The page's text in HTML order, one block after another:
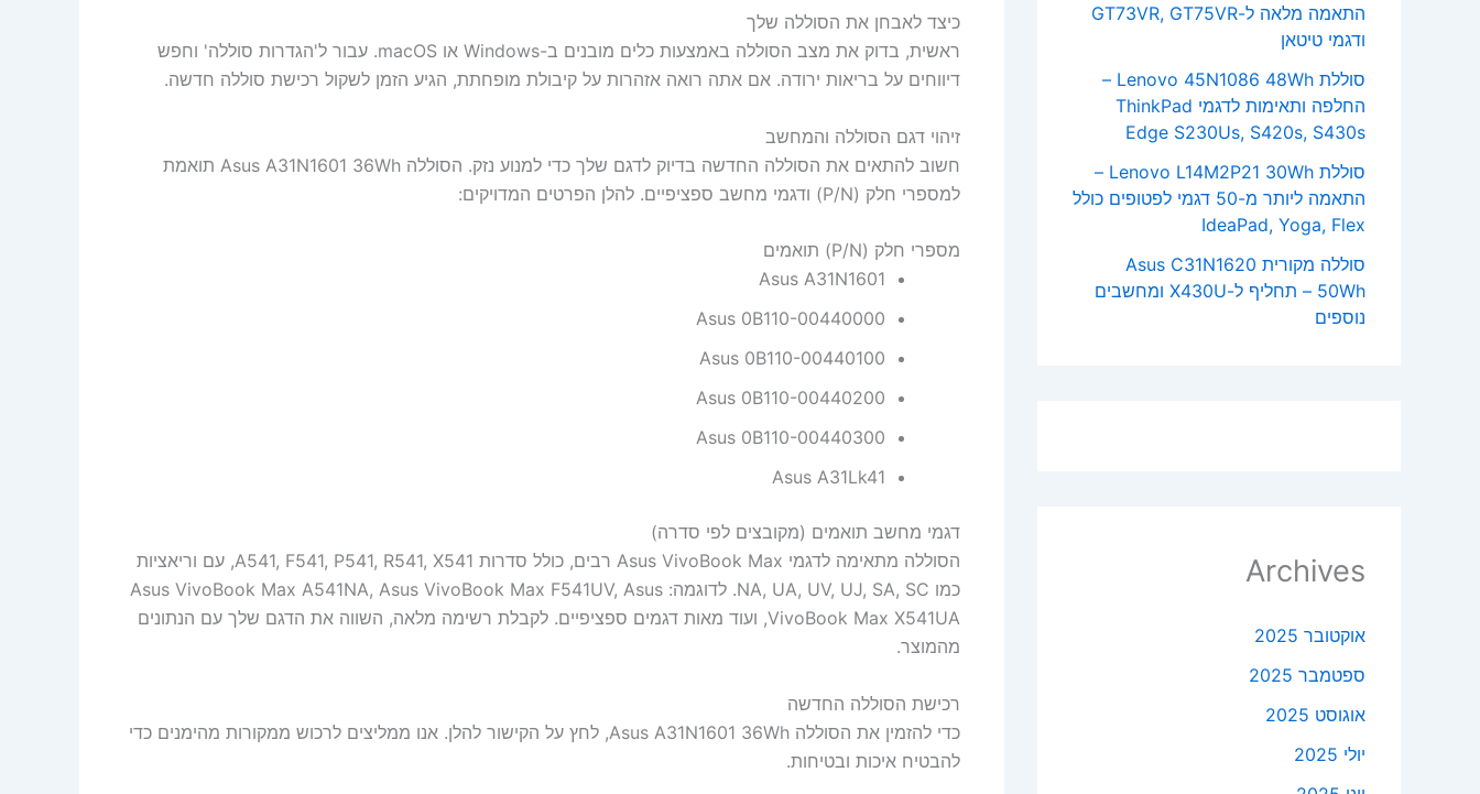
התאמה מלאה ל-GT73VR, GT75VR
ודגמי טיטאן
סוללת Lenovo 45N1086 48Wh –
החלפה ותאימות לדגמי ThinkPad
Edge S230Us, S420s, S430s
סוללת Lenovo L14M2P21 30Wh –
התאמה ליותר מ-50 דגמי לפטופים כולל
IdeaPad, Yoga, Flex
סוללה מקורית Asus C31N1620
50Wh – תחליף ל-X430U ומחשבים
נוספים
Archives
אוקטובר 2025
ספטמבר 2025
אוגוסט 2025
יולי 2025
כיצד לאבחן את הסוללה שלך
ראשית, בדוק את מצב הסוללה באמצעות כלים מובנים ב-Windows או macOS. עבור ל'הגדרות סוללה' וחפש
דיווחים על בריאות ירודה. אם אתה רואה אזהרות על קיבולת מופחתת, הגיע הזמן לשקול רכישת סוללה חדשה.
זיהוי דגם הסוללה והמחשב
חשוב להתאים את הסוללה החדשה בדיוק לדגם שלך כדי למנוע נזק. הסוללה Asus A31N1601 36Wh תואמת
למספרי חלק (P/N) ודגמי מחשב ספציפיים. להלן הפרטים המדויקים:
מספרי חלק (P/N) תואמים
Asus A31N1601
Asus 0B110-00440000
Asus 0B110-00440100
Asus 0B110-00440200
Asus 0B110-00440300
Asus A31Lk41
דגמי מחשב תואמים (מקובצים לפי סדרה)
הסוללה מתאימה לדגמי Asus VivoBook Max רבים, כולל סדרות A541, F541, P541, R541, X541, עם וריאציות
כמו NA, UA, UV, UJ, SA, SC. לדוגמה: Asus VivoBook Max A541NA, Asus VivoBook Max F541UV, Asus
VivoBook Max X541UA, ועוד מאות דגמים ספציפיים. לקבלת רשימה מלאה, השווה את הדגם שלך עם הנתונים
מהמוצר.
רכישת הסוללה החדשה
כדי להזמין את הסוללה Asus A31N1601 36Wh, לחץ על הקישור להלן. אנו ממליצים לרכוש ממקורות מהימנים כדי
להבטיח איכות ובטיחות.